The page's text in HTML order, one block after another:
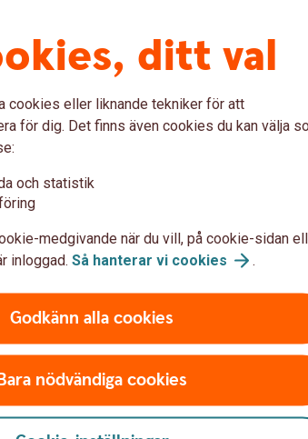
livskydd/låneskydd, och ett
för dig som låntagare.ditt val
cookies eller liknande tekniker för att
för dig. Det finns även cookies du kan välja
och statistik
medgivande när du vill, på cookie-sidan
inloggad. Så hanterar vi cookies .
Godkänn alla cookies
nödvändiga cookies